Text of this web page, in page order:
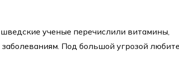
шведские ученые перечислили витамины,
Под большой угрозой